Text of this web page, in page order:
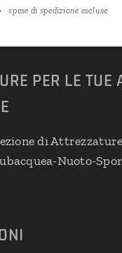
spese di spedizione escluse
PER LE TUE
di
Nuoto-